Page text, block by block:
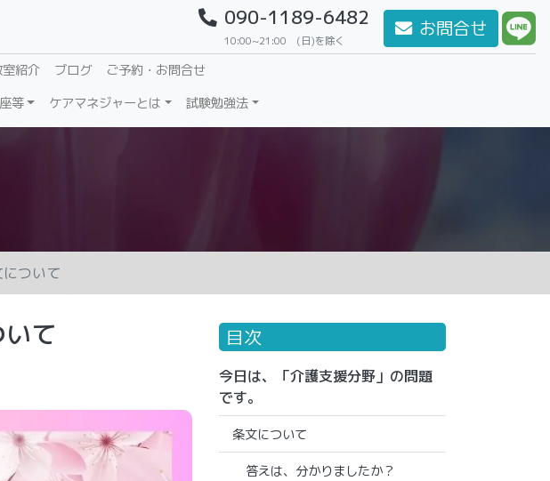
090-1189-6482
10:00~21:00 (日)を除く
お問合せ
紹介 ブログ
ご予約・お問合せ
等 ケアマネジャーとは 試験勉強法
ついて
て 目次
今日は、「介護支援分野」の問題
です。
条文について
答えは、分かりましたか？